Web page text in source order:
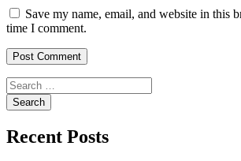
Save my name, email, and website in this
time I comment.
Recent Posts